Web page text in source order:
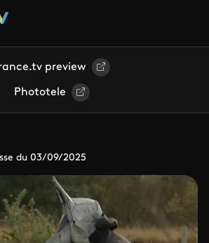
preview
Phototele
du 03/09/2025